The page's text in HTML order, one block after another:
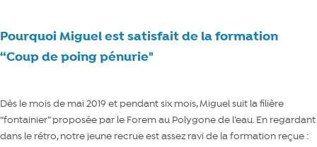
Pourquoi Miguel est satisfait de la formation
“Coup de poing pénurie"
Dès le mois de mai 2019 et pendant six mois, Miguel suit la filière
“fontainier” proposée par le Forem au Polygone de l’eau. En regardant
dans le rétro, notre jeune recrue est assez ravi de la formation reçue :